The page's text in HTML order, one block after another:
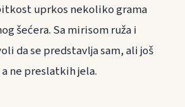
uprkos nekoliko grama
šećera. Sa mirisom ruža i
da se predstavlja sam, ali još
ne preslatkih jela.